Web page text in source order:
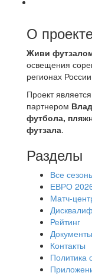
О
Живи
освещения
регионах
Проект
партнером
футбола,
футзала.
Разделы
Все
ЕВРО
Матч-
Рейтинг
Документы
Контакты
Политика